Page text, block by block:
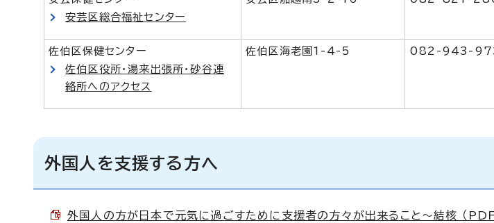
安芸区総合福祉センター
佐伯区保健センター
佐伯区役所・湯来出張所・砂谷連
絡所へのアクセス
佐伯区海老園1-4-5 082-943-
外国人を支援する方へ
外国人の方が日本で元気に過ごすために支援者の方々が出来ること～結核 （